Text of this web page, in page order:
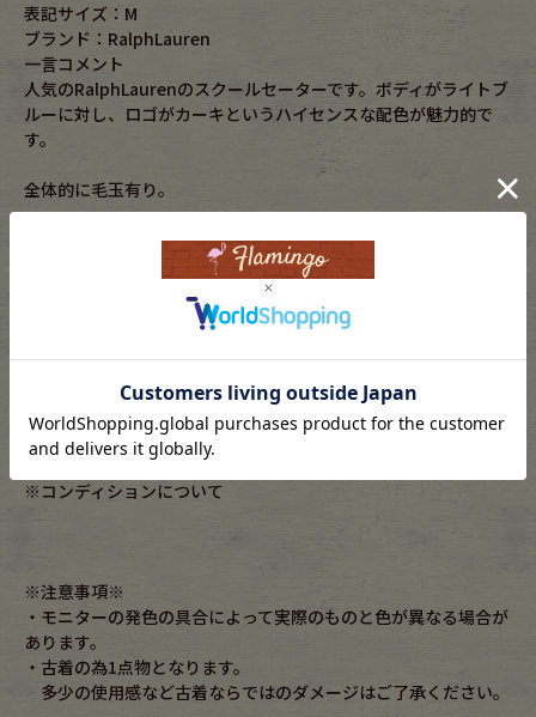
FAFATT
表記サイズ：M
ブランド：RalphLauren
一言コメント
人気のRalphLaurenのスクールセーターです。ボディがライトブ
ルーに対し、ロゴがカーキというハイセンスな配色が魅力的で
す。
全体的に毛玉有り。
素材：cotton100%
肩幅：48cm
袖丈：65cm
身丈:-
コンディション：C
※コンディションについて
※注意事項※
・モニターの発色の具合によって実際のものと色が異なる場合が
あります。
・古着の為1点物となります。
多少の使用感など古着ならではのダメージはご了承ください。